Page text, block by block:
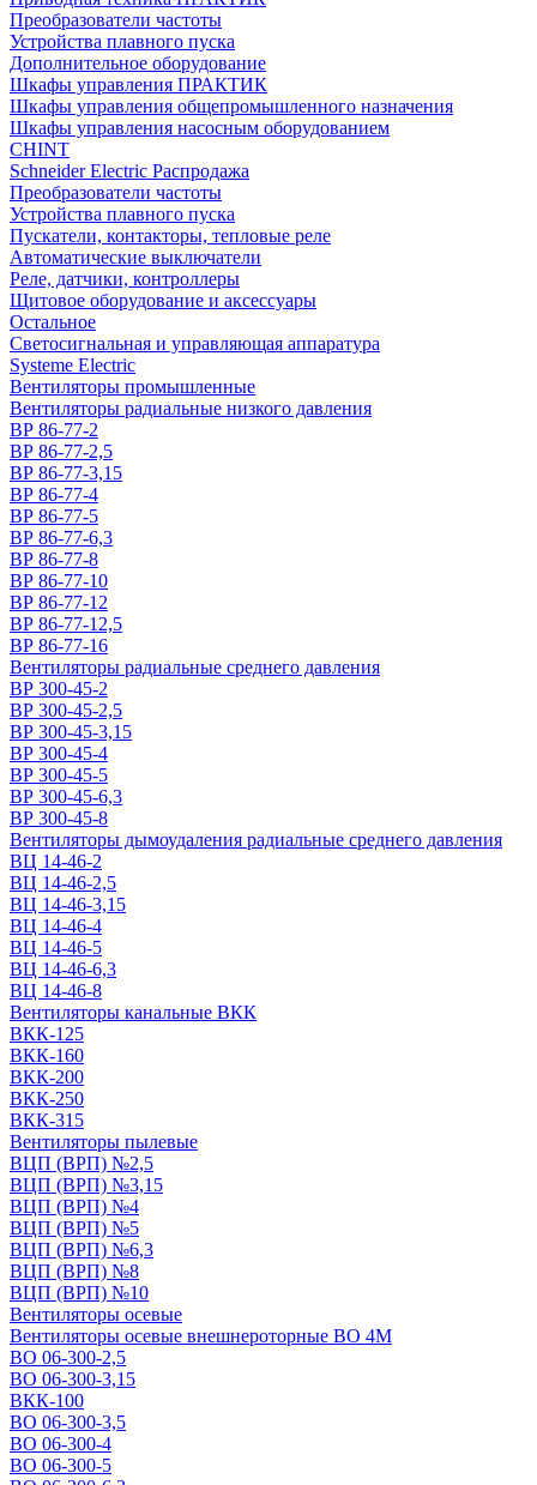
Преобразователи частоты
Устройства плавного пуска
Дополнительное оборудование
Шкафы управления ПРАКТИК
Шкафы управления общепромышленного назначения
Шкафы управления насосным оборудованием
CHINT
Schneider Electric Распродажа
Преобразователи частоты
Устройства плавного пуска
Пускатели, контакторы, тепловые реле
Автоматические выключатели
Реле, датчики, контроллеры
Щитовое оборудование и аксессуары
Остальное
Светосигнальная и управляющая аппаратура
Systeme Electric
Вентиляторы промышленные
Вентиляторы радиальные низкого давления
ВР 86-77-2
ВР 86-77-2,5
ВР 86-77-3,15
ВР 86-77-4
ВР 86-77-5
ВР 86-77-6,3
ВР 86-77-8
ВР 86-77-10
ВР 86-77-12
ВР 86-77-12,5
ВР 86-77-16
Вентиляторы радиальные среднего давления
ВР 300-45-2
ВР 300-45-2,5
ВР 300-45-3,15
ВР 300-45-4
ВР 300-45-5
ВР 300-45-6,3
ВР 300-45-8
Вентиляторы дымоудаления радиальные среднего давления
ВЦ 14-46-2
ВЦ 14-46-2,5
ВЦ 14-46-3,15
ВЦ 14-46-4
ВЦ 14-46-5
ВЦ 14-46-6,3
ВЦ 14-46-8
Вентиляторы канальные ВКК
ВКК-125
ВКК-160
ВКК-200
ВКК-250
ВКК-315
Вентиляторы пылевые
ВЦП (ВРП) №2,5
ВЦП (ВРП) №3,15
ВЦП (ВРП) №4
ВЦП (ВРП) №5
ВЦП (ВРП) №6,3
ВЦП (ВРП) №8
ВЦП (ВРП) №10
Вентиляторы осевые
Вентиляторы осевые внешнероторные ВО 4М
ВО 06-300-2,5
ВО 06-300-3,15
ВКК-100
ВО 06-300-3,5
ВО 06-300-4
ВО 06-300-5